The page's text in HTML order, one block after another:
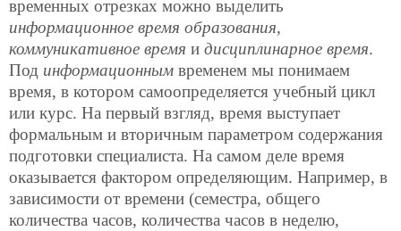
временных отрезках можно выделить
информационное время образования,
коммуникативное время и дисциплинарное время.
Под информационным временем мы понимаем
время, в котором самоопределяется учебный цикл
или курс. На первый взгляд, время выступает
формальным и вторичным параметром содержания
подготовки специалиста. На самом деле время
оказывается фактором определяющим. Например, в
зависимости от времени (семестра, общего
количества часов, количества часов в неделю,